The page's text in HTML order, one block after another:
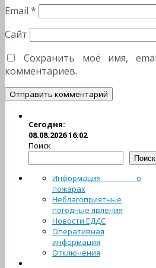
Email *
Сайт
Сохранить моё имя,
комментариев.
Сегодня:
08.08.2026 16:02
Поиск
Поиск
Информация о
пожарах
Неблагоприятные
погодные явления
Новости ЕДДС
Оперативная
информация
Отключения